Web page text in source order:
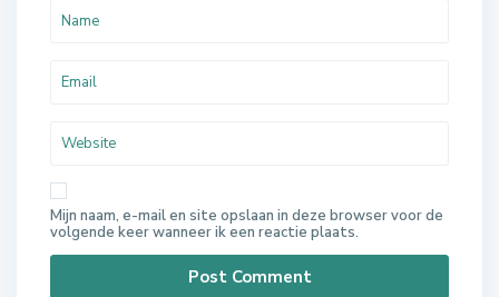
Mijn naam, e-mail en site opslaan in deze browser voor de
volgende keer wanneer ik een reactie plaats.